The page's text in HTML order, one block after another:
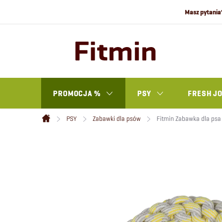
PROMOCJA % PSY FRESH
Home
PSY Zabawki dla psów Fitmin Zabawka dla